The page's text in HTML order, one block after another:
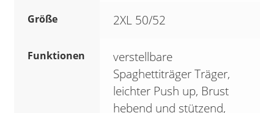
Größe 2XL 50/52
Funktionen
verstellbare
Spaghettiträger Träger,
leichter Push up, Brust
hebend und stützend,